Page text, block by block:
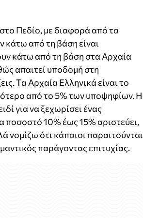
στο Πεδίο, με διαφορά από τα
από τη βάση είναι
κάτω από τη βάση στα Αρχαία
απαιτεί υποδομή στη
Τα Αρχαία Ελληνικά είναι το
από το 5% των υποψηφίων. Η
για να ξεχωρίσει ένας
ποσοστό 10% έως 15% αριστεύει,
νομίζω ότι κάποιοι παραιτούνται
παράγοντας επιτυχίας.